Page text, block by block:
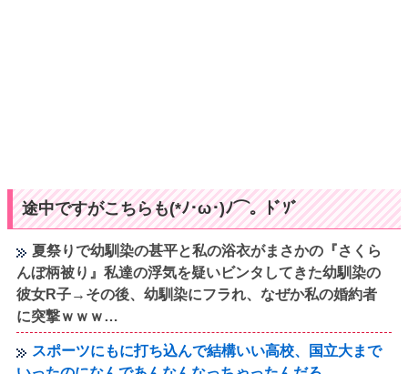
途中ですがこちらも(*ﾉ･ω･)ﾉ⌒。ﾄﾞｿﾞ
夏祭りで幼馴染の甚平と私の浴衣がまさかの『さくら
んぼ柄被り』私達の浮気を疑いビンタしてきた幼馴染の
彼女R子→その後、幼馴染にフラれ、なぜか私の婚約者
に突撃ｗｗｗ…
スポーツにもに打ち込んで結構いい高校、国立大まで